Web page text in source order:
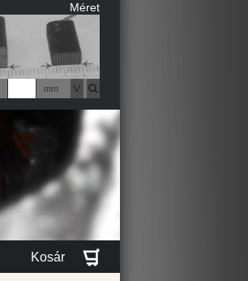
Méret
mm
Kosár